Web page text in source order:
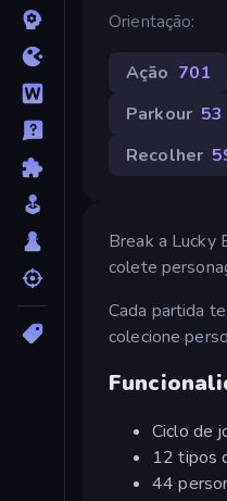
Orientação
Ação 701
Parkour 53
Recolher
Break a Lucky
colete
Cada partida
colecione
Ciclo de
12 tipos
44